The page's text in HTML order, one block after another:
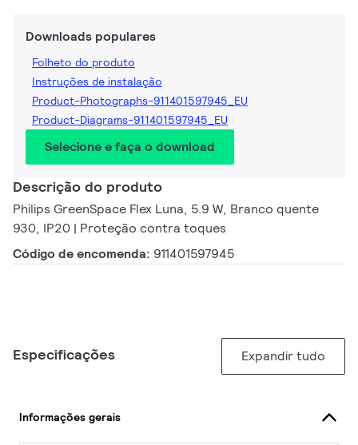
Downloads populares
Folheto do produto
Instruções de instalação
Product-Photographs-911401597945_EU
Product-Diagrams-911401597945_EU
Selecione e faça o download
Descrição do produto
Philips GreenSpace Flex Luna, 5.9 W, Branco quente
930, IP20 | Proteção contra toques
Código de encomenda: 911401597945
Especificações Expandir tudo
Informações gerais